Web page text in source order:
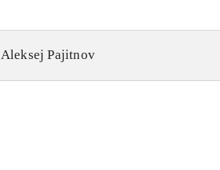
Aleksej Pajitnov